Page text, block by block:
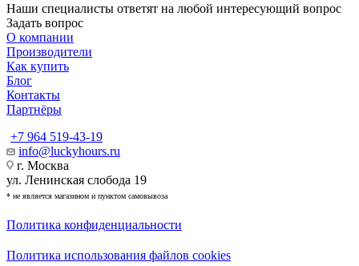
Наши специалисты ответят на любой интересующий вопрос
Задать вопрос
О компании
Производители
Как купить
Блог
Контакты
Партнёры
+7 964 519-43-19
info@luckyhours.ru
г. Москва
ул. Ленинская слобода 19
* не является магазином и пунктом самовывоза
Политика конфиденциальности
Политика использования файлов cookies